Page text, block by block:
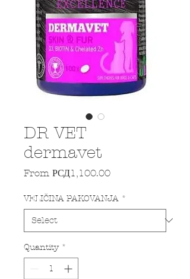
DR VET
dermavet
From РСД1,100.00Sale Price
VELIČINA PAKOVANJA *
Quantity *